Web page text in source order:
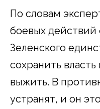
По словам
боевых действий
Зеленского
сохранить
выжить. В
устранят, и он